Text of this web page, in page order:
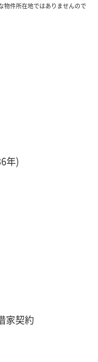
件所在地ではありませんので
年)
家契約